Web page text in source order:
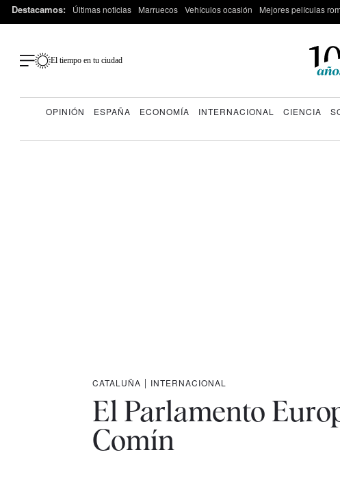
Destacamos: Últimas noticias Marruecos Vehículos ocasión Mejores películas
El tiempo en tu ciudad
OPINIÓN ESPAÑA ECONOMÍA INTERNACIONAL CIENCIA
CATALUÑA | INTERNACIONAL
El Parlamento
Comín